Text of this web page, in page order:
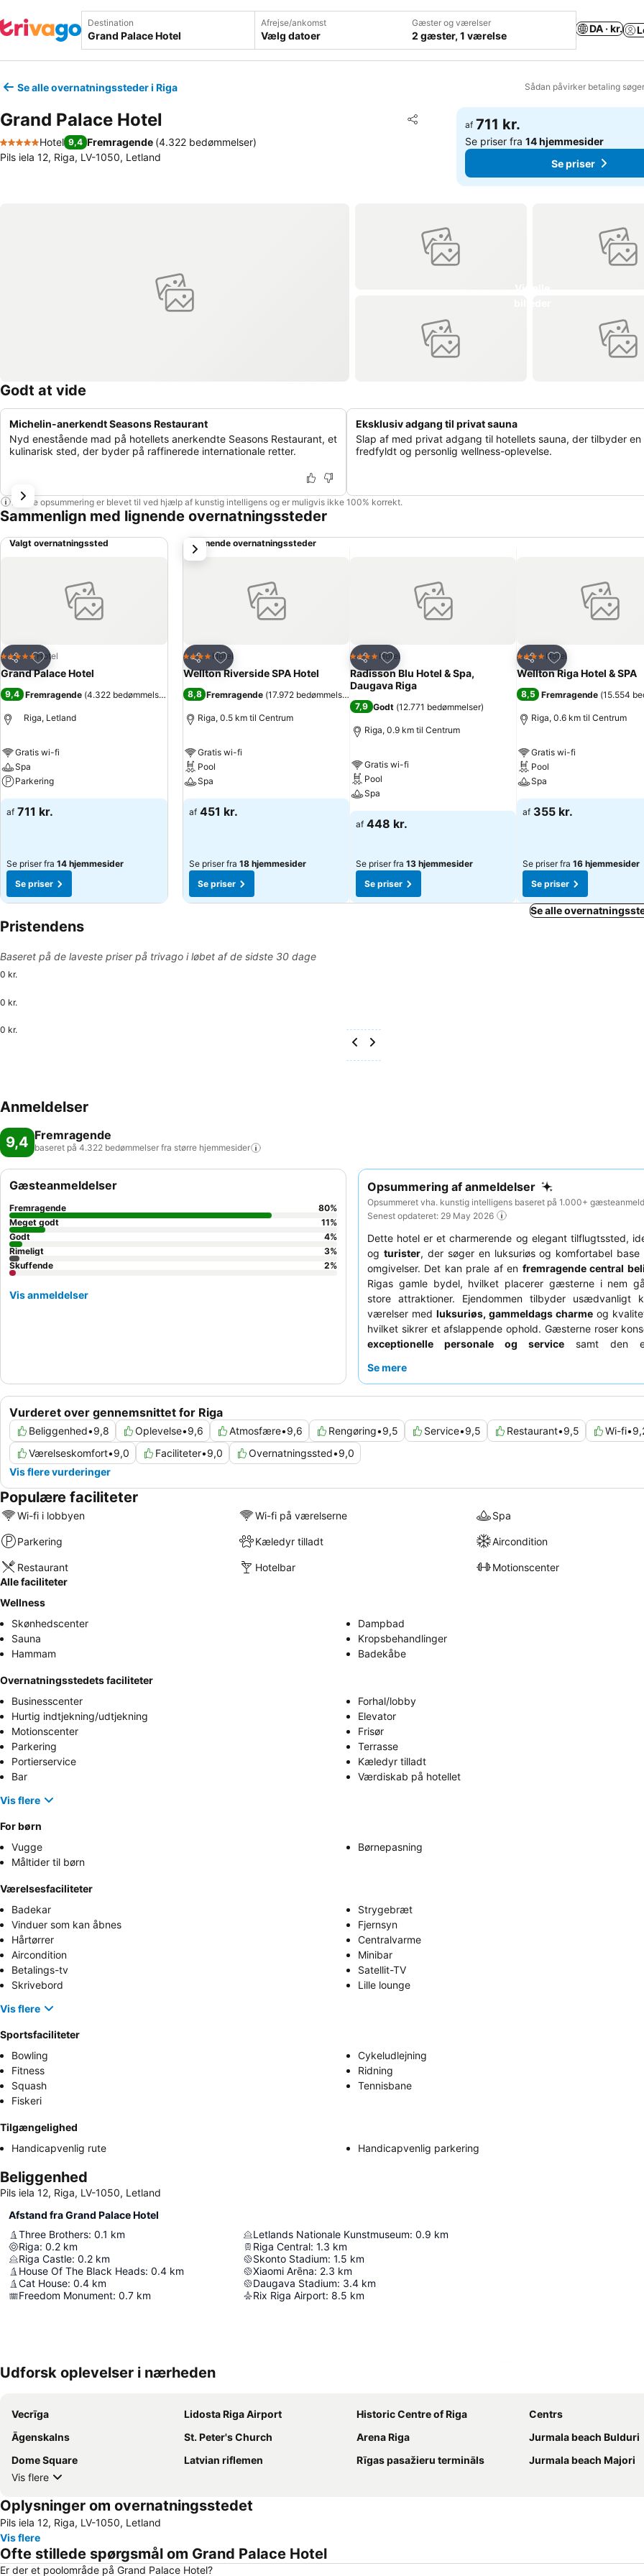
Destination Afrejse/ankomst
Vælg datoer
Gæster og værelser
2 gæster, 1 værelse
DA · kr.
Se alle overnatningssteder i Riga Sådan påvirker betaling
Grand Palace Hotel Del
Føj til favoritter
5 Stjerner
Hotel 9,4 Fremragende (4.322 bedømmelser)
Pils iela 12, Riga, LV-1050, Letland
af 711 kr.
Se priser fra14 hjemmesider
Se priser
Godt at vide
Michelin-anerkendt Seasons Restaurant
Nyd enestående mad på hotellets anerkendte Seasons Restaurant, et
kulinarisk sted, der byder på raffinerede internationale retter.
Eksklusiv adgang til privat sauna
Slap af med privat adgang til hotellets sauna, der tilbyder en
fredfyldt og personlig wellness-oplevelse.
Denne opsummering er blevet til ved hjælp af kunstig intelligens og er muligvis ikke 100% korrekt.
Sammenlign med lignende overnatningssteder
Valgt overnatningssted
Del
Føj til favoritter
5 StjernerHotel
Grand Palace Hotel
9,4 Fremragende (4.322 bedømmelser
Riga, Letland
Gratis wi-fi
Spa
Parkering
af 711 kr.
Se priser fra 14 hjemmesider
Se priser
Lignende overnatningssteder
Del
Føj til favoritter
4 StjernerHotel
Wellton Riverside SPA Hotel
8,8 Fremragende (17.972 bedømmelser
Riga, 0.5 km til Centrum
Gratis wi-fi
Pool
Spa
af 451 kr.
Se priser fra 18 hjemmesider
Se priser
Del
Føj til favoritter
4 StjernerHotel
Radisson Blu Hotel & Spa,
Daugava Riga
7,9 Godt (12.771 bedømmelser)
Riga, 0.9 km til Centrum
Gratis wi-fi
Pool
Spa
af 448 kr.
Se priser fra 13 hjemmesider
Se priser
Del
Føj til favoritter
4 StjernerHotel
Wellton Riga Hotel & SPA
8,5 Fremragende (15.554
Riga, 0.6 km til Centrum
Gratis wi-fi
Pool
Spa
af 355 kr.
Se priser fra 16 hjemmesider
Se priser
næste
Se alle
Pristendens
Baseret på de laveste priser på trivago i løbet af de sidste 30 dage
0 kr.
0 kr.
0 kr.
Anmeldelser
9,4 Fremragende
baseret på 4.322 bedømmelser fra større hjemmesider
Opsummering af anmeldelser
Opsummeret vha. kunstig intelligens baseret på 1.000+
Senest opdateret: 29 May 2026
Dette hotel er et charmerende og elegant tilflugtssted,
og turister, der søger en luksuriøs og komfortabel base
omgivelser. Det kan prale af en fremragende central
Rigas gamle bydel, hvilket placerer gæsterne i nem
store attraktioner. Ejendommen tilbyder usædvanligt
værelser med luksuriøs, gammeldags charme og
hvilket sikrer et afslappende ophold. Gæsterne roser
exceptionelle personale og service samt den
en virkelig forkælende oplevelse kan du overveje at
Se mere
Vurderet over gennemsnittet for Riga
Beliggenhed•9,8 Oplevelse•9,6 Atmosfære•9,6 Rengøring•9,5 Service•9,5 Restaurant•9,5 Wi-fi•
Værelseskomfort•9,0 Faciliteter•9,0 Overnatningssted•9,0
Vis flere vurderinger
Gæsteanmeldelser
Fremragende 80%
Meget godt
11%
Godt
4%
Rimeligt
3%
Skuffende
2%
Vis anmeldelser
Populære faciliteter
Wi-fi i lobbyen Wi-fi på værelserne Spa
Parkering Kæledyr tilladt Aircondition
Restaurant Hotelbar
Motionscenter
Alle faciliteter
Wellness
Skønhedscenter
Dampbad
Sauna
Kropsbehandlinger
Hammam
Badekåbe
Overnatningsstedets faciliteter
Businesscenter
Forhal/lobby
Hurtig indtjekning/udtjekning
Elevator
Motionscenter
Frisør
Parkering
Terrasse
Portierservice
Kæledyr tilladt
Bar
Værdiskab på hotellet
Vis flere
For børn
Vugge
Børnepasning
Måltider til børn
Værelsesfaciliteter
Badekar
Strygebræt
Vinduer som kan åbnes
Fjernsyn
Hårtørrer
Centralvarme
Aircondition
Minibar
Betalings-tv
Satellit-TV
Skrivebord
Lille lounge
Vis flere
Sportsfaciliteter
Bowling
Cykeludlejning
Fitness
Ridning
Squash
Tennisbane
Fiskeri
Tilgængelighed
Handicapvenlig rute
Handicapvenlig parkering
Beliggenhed
Pils iela 12, Riga, LV-1050, Letland
Afstand fra Grand Palace Hotel
Three Brothers: 0.1 km
Riga: 0.2 km
Riga Castle: 0.2 km
House Of The Black Heads: 0.4 km
Cat House: 0.4 km
Freedom Monument: 0.7 km
Letlands Nationale Kunstmuseum: 0.9 km
Riga Central: 1.3 km
Skonto Stadium: 1.5 km
Xiaomi Arēna: 2.3 km
Daugava Stadium: 3.4 km
Rix Riga Airport: 8.5 km
Udforsk oplevelser i nærheden
Vecrīga Lidosta Riga Airport Historic Centre of Riga
Centrs
Āgenskalns
St. Peter's Church Arena Riga
Jurmala beach Bulduri
Dome Square
Latvian riflemen Rīgas pasažieru termināls
Jurmala beach Majori
Vis flere
Oplysninger om overnatningsstedet
Pils iela 12, Riga, LV-1050, Letland
Vis flere
Ofte stillede spørgsmål om Grand Palace Hotel
Er der et poolområde på Grand Palace Hotel?